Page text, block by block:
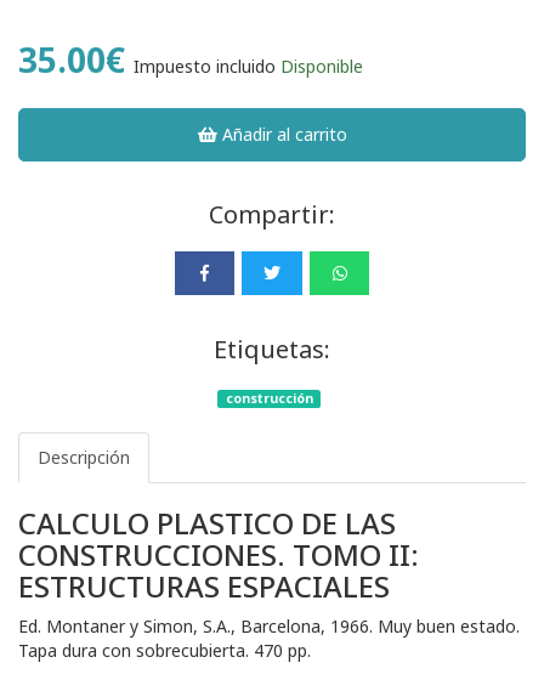
35.00€ Impuesto incluido Disponible
Añadir al carrito
Compartir:
Etiquetas:
construcción
Descripción
CALCULO PLASTICO DE LAS
CONSTRUCCIONES. TOMO II:
ESTRUCTURAS ESPACIALES
Ed. Montaner y Simon, S.A., Barcelona, 1966. Muy buen estado.
Tapa dura con sobrecubierta. 470 pp.